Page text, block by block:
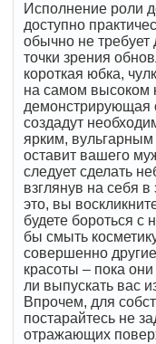
Исполнение роли
доступно
обычно не требует
точки зрения
короткая юбка,
на самом высоком
демонстрирующая
создадут
ярким,
оставит вашего
следует сделать
взглянув на себя в
это, вы
будете бороться
бы смыть
совершенно
красоты – пока
ли выпускать вас
Впрочем, для
постарайтесь не
отражающих